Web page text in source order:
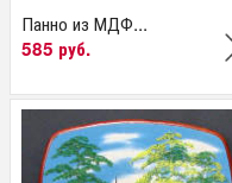
Панно из МДФ...
585 руб.